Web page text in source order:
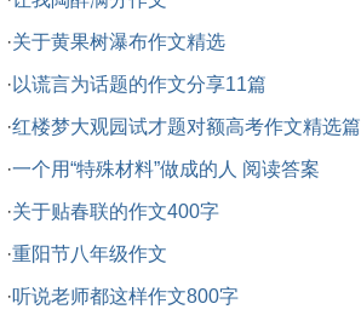
·关于黄果树瀑布作文精选
· 以谎言为话题的作文分享11篇
·红楼梦大观园试才题对额高考作文精选篇
·一个用“特殊材料”做成的人 阅读答案
·关于贴春联的作文400字
·重阳节八年级作文
·听说老师都这样作文800字